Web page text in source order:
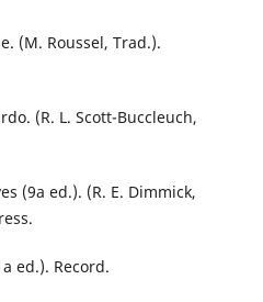
(M. Roussel, Trad.).
(R. L. Scott-Buccleuch,
(9a ed.). (R. E. Dimmick,
ed.). Record.